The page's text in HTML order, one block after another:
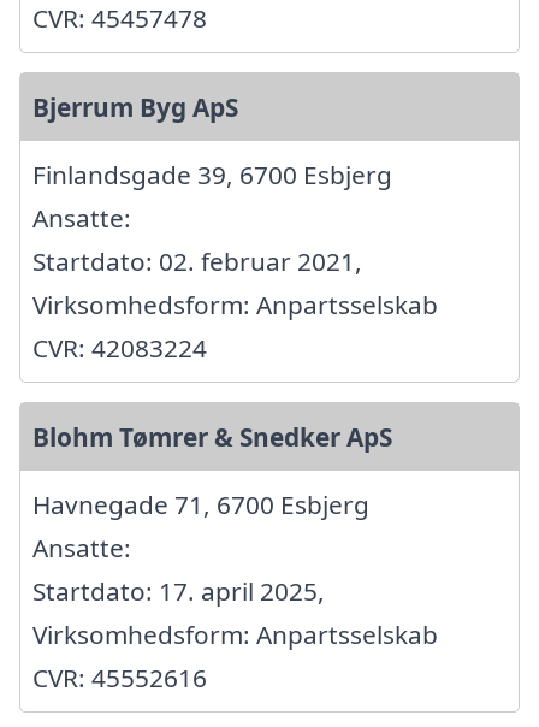
CVR: 45457478
Bjerrum Byg ApS
Finlandsgade 39, 6700 Esbjerg
Ansatte:
Startdato: 02. februar 2021,
Virksomhedsform: Anpartsselskab
CVR: 42083224
Blohm Tømrer & Snedker ApS
Havnegade 71, 6700 Esbjerg
Ansatte:
Startdato: 17. april 2025,
Virksomhedsform: Anpartsselskab
CVR: 45552616